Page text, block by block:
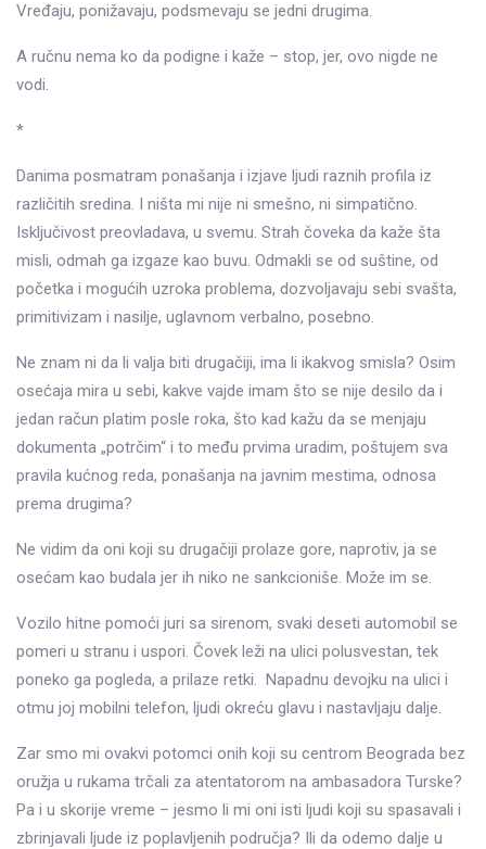
Vređaju, ponižavaju, podsmevaju se jedni drugima.
A ručnu nema ko da podigne i kaže – stop, jer, ovo nigde ne
vodi.
*
Danima posmatram ponašanja i izjave ljudi raznih profila iz
različitih sredina. I ništa mi nije ni smešno, ni simpatično.
Isključivost preovladava, u svemu. Strah čoveka da kaže šta
misli, odmah ga izgaze kao buvu. Odmakli se od suštine, od
početka i mogućih uzroka problema, dozvoljavaju sebi svašta,
primitivizam i nasilje, uglavnom verbalno, posebno.
Ne znam ni da li valja biti drugačiji, ima li ikakvog smisla? Osim
osećaja mira u sebi, kakve vajde imam što se nije desilo da i
jedan račun platim posle roka, što kad kažu da se menjaju
dokumenta „potrčim“ i to među prvima uradim, poštujem sva
pravila kućnog reda, ponašanja na javnim mestima, odnosa
prema drugima?
Ne vidim da oni koji su drugačiji prolaze gore, naprotiv, ja se
osećam kao budala jer ih niko ne sankcioniše. Može im se.
Vozilo hitne pomoći juri sa sirenom, svaki deseti automobil se
pomeri u stranu i uspori. Čovek leži na ulici polusvestan, tek
poneko ga pogleda, a prilaze retki. Napadnu devojku na ulici i
otmu joj mobilni telefon, ljudi okreću glavu i nastavljaju dalje.
Zar smo mi ovakvi potomci onih koji su centrom Beograda bez
oružja u rukama trčali za atentatorom na ambasadora Turske?
Pa i u skorije vreme – jesmo li mi oni isti ljudi koji su spasavali i
zbrinjavali ljude iz poplavljenih područja? Ili da odemo dalje u